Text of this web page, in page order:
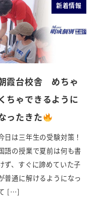
新着情報
霞台校舎 めちゃ
くちゃできるように
ったきた
日は三年生の受験対策！
語の授業で夏前は何も書
ず、すぐに諦めていた子
普通に解けるようになっ
[…]